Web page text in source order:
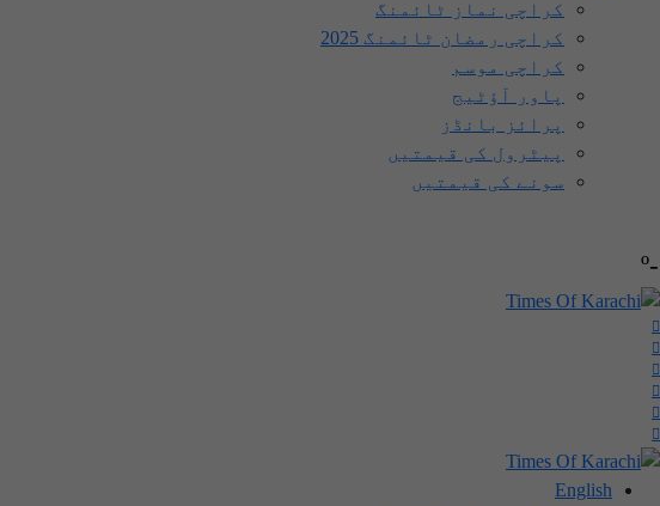
کراچی نماز ٹائمنگ
کراچی رمضان ٹائمنگ 2025
کراچی موسم
پاور آؤٹیج
پرائز بانڈز
پیٹرول کی قیمتیں
سونے کی قیمتیں
-º
English